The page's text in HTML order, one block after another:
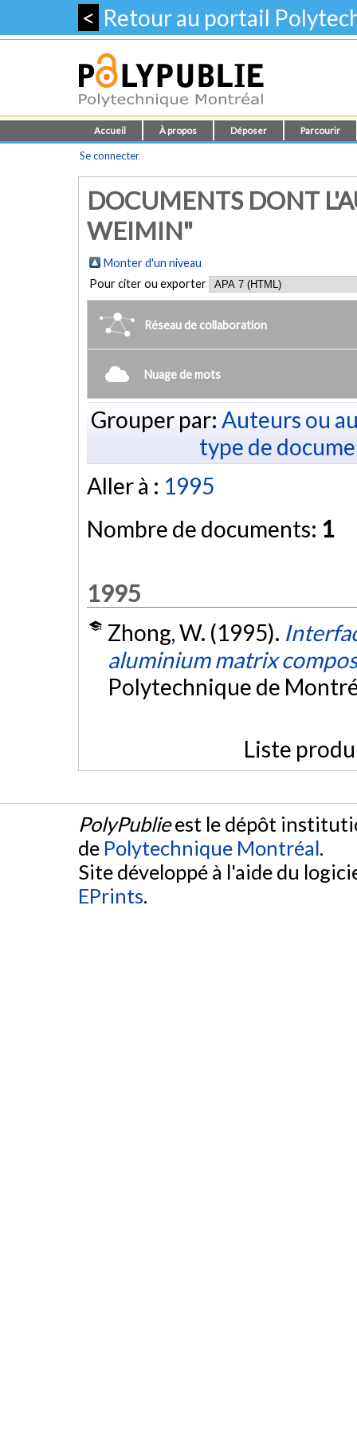
< Retour au portail
Accueil À propos Déposer Parcourir
Se connecter
DOCUMENTS DONT
WEIMIN"
Monter d'un niveau
Pour citer ou exporter
Réseau de collaboration
Nuage de mots
Grouper par: Auteurs ou
type de
Aller à : 1995
Nombre de documents: 1
1995
Zhong, W. (1995).
aluminium matrix
Polytechnique de
Liste
PolyPublieest le dépôt
de Polytechnique Montréal.
Site développé à l'aide du
EPrints.